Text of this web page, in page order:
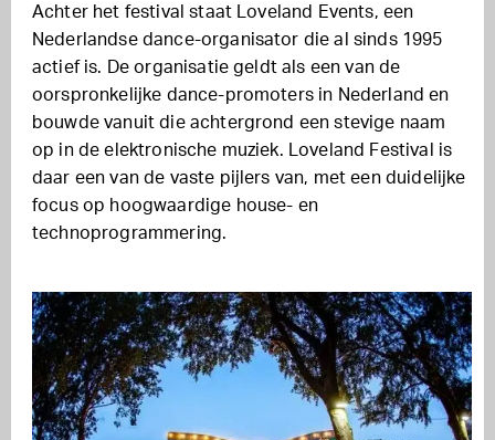
Achter het festival staat Loveland Events, een
Nederlandse dance-organisator die al sinds 1995
actief is. De organisatie geldt als een van de
oorspronkelijke dance-promoters in Nederland en
bouwde vanuit die achtergrond een stevige naam
op in de elektronische muziek. Loveland Festival is
daar een van de vaste pijlers van, met een duidelijke
focus op hoogwaardige house- en
technoprogrammering.